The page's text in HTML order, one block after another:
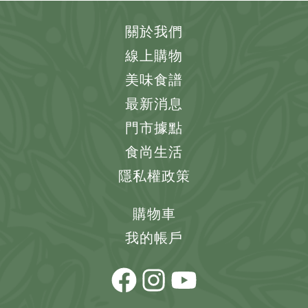
關於我們
線上購物
美味食譜
最新消息
門市據點
食尚生活
隱私權政策
購物車
我的帳戶